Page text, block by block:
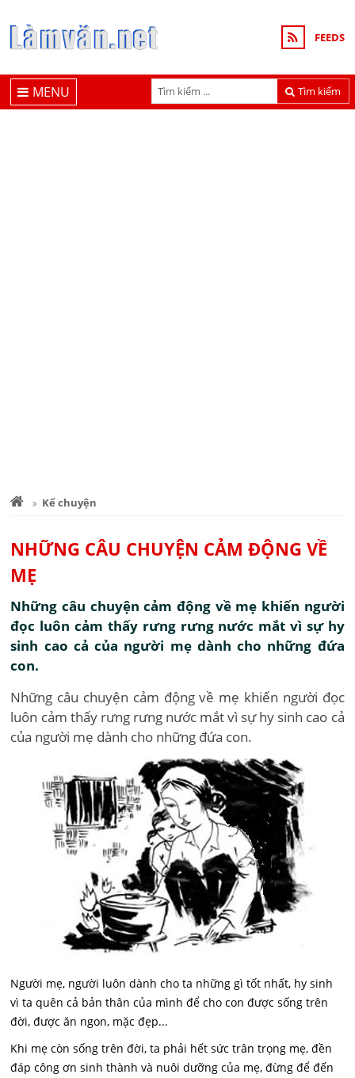
FEEDS
Tìm kiếm
MENU
Kể chuyện
NHỮNG CÂU CHUYỆN CẢM ĐỘNG VỀ
MẸ
Những câu chuyện cảm động về mẹ khiến người
đọc luôn cảm thấy rưng rưng nước mắt vì sự hy
sinh cao cả của người mẹ dành cho những đứa
con.
Những câu chuyện cảm động về mẹ khiến người đọc
luôn cảm thấy rưng rưng nước mắt vì sự hy sinh cao cả
của người mẹ dành cho những đứa con.
Người mẹ, người luôn dành cho ta những gì tốt nhất, hy sinh
vì ta quên cả bản thân của mình để cho con được sống trên
đời, được ăn ngon, mặc đẹp...
Khi mẹ còn sống trên đời, ta phải hết sức trân trọng mẹ, đền
đáp công ơn sinh thành và nuôi dưỡng của mẹ, đừng để đến